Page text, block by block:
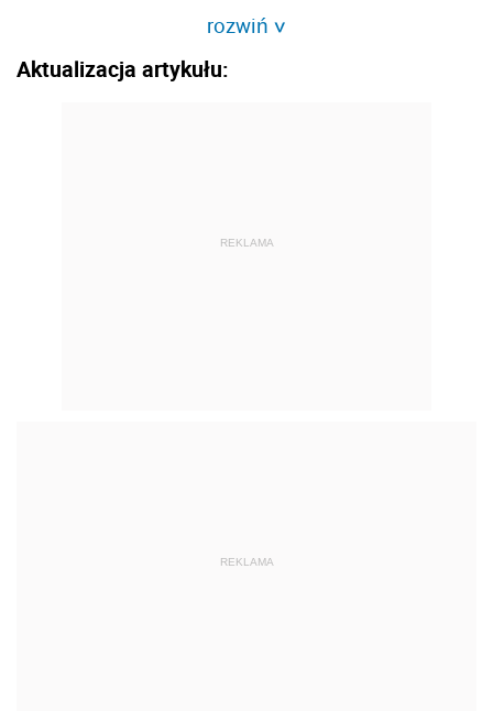
rozwiń>
Aktualizacja artykułu:
REKLAMA
REKLAMA